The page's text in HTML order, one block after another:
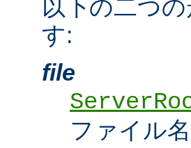
以下の二つ
す:
file
ファイル名